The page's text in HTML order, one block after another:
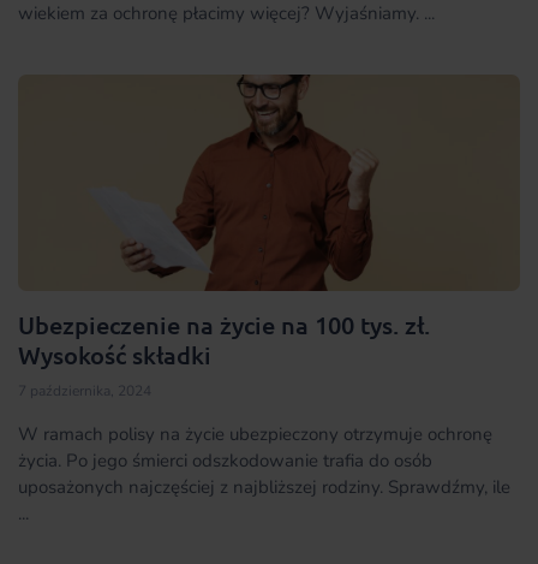
wiekiem za ochronę płacimy więcej? Wyjaśniamy. ...
Ubezpieczenie na życie na 100 tys. zł.
Wysokość składki
7 października, 2024
W ramach polisy na życie ubezpieczony otrzymuje ochronę
życia. Po jego śmierci odszkodowanie trafia do osób
uposażonych najczęściej z najbliższej rodziny. Sprawdźmy, ile
...